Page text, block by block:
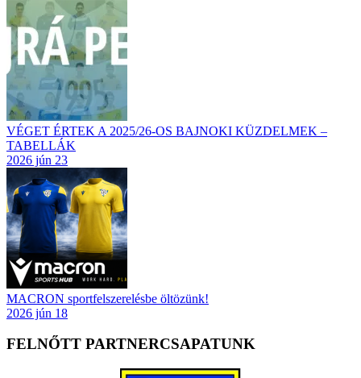
VÉGET ÉRTEK A 2025/26-OS BAJNOKI KÜZDELMEK –
TABELLÁK
2026 jún 23
MACRON sportfelszerelésbe öltözünk!
2026 jún 18
FELNŐTT PARTNERCSAPATUNK